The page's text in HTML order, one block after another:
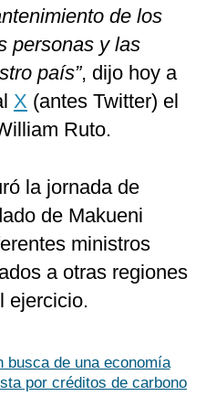
de los
personas y las
país”, dijo hoy a
X (antes Twitter) el
Ruto.
la jornada de
de Makueni
ministros
a otras regiones
ejercicio.
busca de una economía
por créditos de carbono